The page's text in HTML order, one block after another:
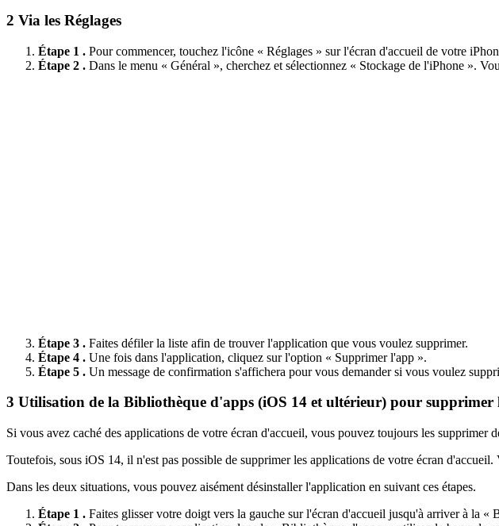
2 Via les Réglages
Étape 1 . Pour commencer, touchez l'icône « Réglages » sur l'écran d'accueil de votre
Étape 2 . Dans le menu « Général », cherchez et sélectionnez « Stockage de l'iPhone ».
Étape 3 . Faites défiler la liste afin de trouver l'application que vous voulez supprimer.
Étape 4 . Une fois dans l'application, cliquez sur l'option « Supprimer l'app ».
Étape 5 . Un message de confirmation s'affichera pour vous demander si vous voulez
3 Utilisation de la Bibliothèque d'apps (iOS 14 et ultérieur) pour supprimer
Si vous avez caché des applications de votre écran d'accueil, vous pouvez toujours les supprimer
Toutefois, sous iOS 14, il n'est pas possible de supprimer les applications de votre écran
Dans les deux situations, vous pouvez aisément désinstaller l'application en suivant ces étapes.
Étape 1 . Faites glisser votre doigt vers la gauche sur l'écran d'accueil jusqu'à arriver à la «